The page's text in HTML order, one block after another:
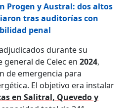
Progen y Austral: dos altos
tras auditorías con
penal
durante su
de Celec en 2024,
de emergencia para
El objetivo era instalar
en Salitral, Quevedo y